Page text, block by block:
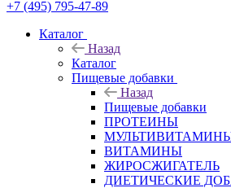
+7 (495) 795-47-89
Каталог
Назад
Каталог
Пищевые добавки
Назад
Пищевые добавки
ПРОТЕИНЫ
ВИТАМИНЫ
ЖИРОСЖИГАТЕЛЬ
ДИЕТИЧЕСКИЕ